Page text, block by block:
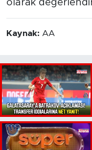
olarak
Kaynak: AA